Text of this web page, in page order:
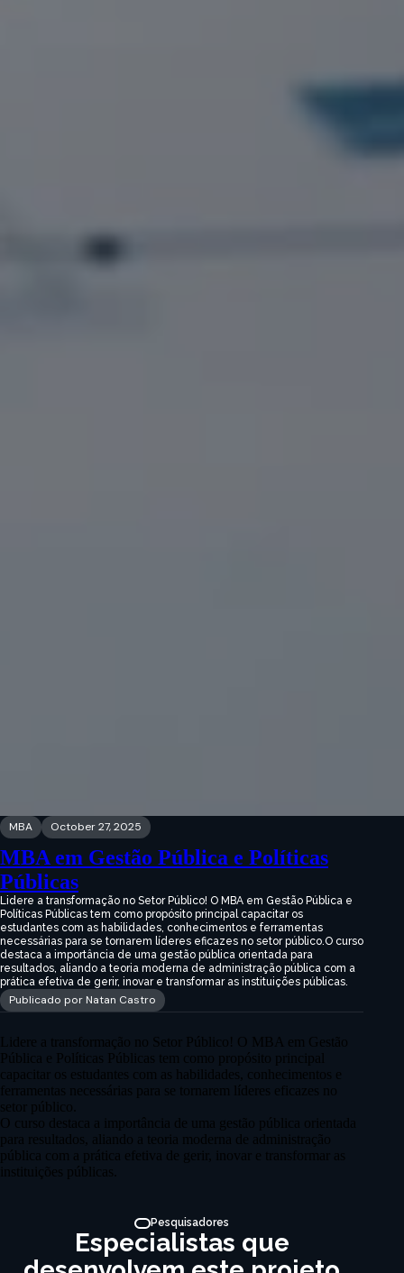
MBA October 27, 2025
MBA em Gestão Pública e Políticas
Públicas
Lidere a transformação no Setor Público! O MBA em Gestão Pública e
Políticas Públicas tem como propósito principal capacitar os
estudantes com as habilidades, conhecimentos e ferramentas
necessárias para se tornarem líderes eficazes no setor público.O curso
destaca a importância de uma gestão pública orientada para
resultados, aliando a teoria moderna de administração pública com a
prática efetiva de gerir, inovar e transformar as instituições públicas.
Publicado por Natan Castro
Lidere a transformação no Setor Público! O MBA em Gestão
Pública e Políticas Públicas tem como propósito principal
capacitar os estudantes com as habilidades, conhecimentos e
ferramentas necessárias para se tornarem líderes eficazes no
setor público.
O curso destaca a importância de uma gestão pública orientada
para resultados, aliando a teoria moderna de administração
pública com a prática efetiva de gerir, inovar e transformar as
instituições públicas.
Pesquisadores
Especialistas que